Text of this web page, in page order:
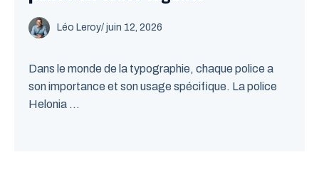
Léo Leroy/ juin 12, 2026
Dans le monde de la typographie, chaque police a
son importance et son usage spécifique. La police
Helonia ...